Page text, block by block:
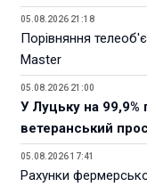
05.08.2026 21:18
Порівняння
Master
05.08.2026 21:00
У Луцьку на
ветеранський
05.08.2026 17:41
Рахунки